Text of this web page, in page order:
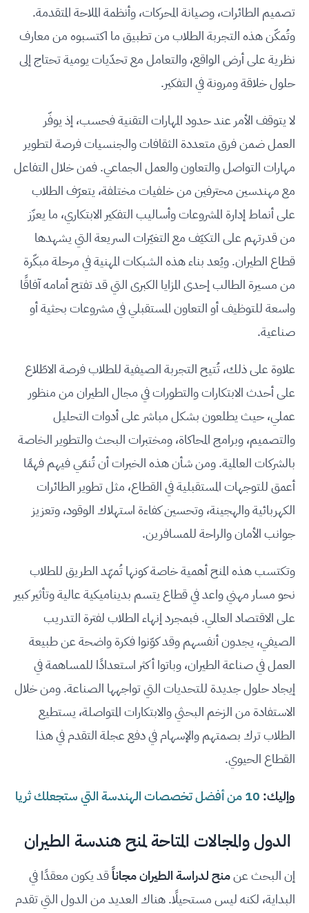
تصميم الطائرات، وصيانة المحركات، وأنظمة الملاحة المتقدمة.
وتُمكّن هذه التجربة الطلاب من تطبيق ما اكتسبوه من معارف
نظرية على أرض الواقع، والتعامل مع تحدّيات يومية تحتاج إلى
حلول خلاقة ومرونة في التفكير.
لا يتوقف الأمر عند حدود المهارات التقنية فحسب، إذ يوفّر
العمل ضمن فرق متعددة الثقافات والجنسيات فرصة لتطوير
مهارات التواصل والتعاون والعمل الجماعي. فمن خلال التفاعل
مع مهندسين محترفين من خلفيات مختلفة، يتعرّف الطلاب
على أنماط إدارة المشروعات وأساليب التفكير الابتكاري، ما يعزّز
من قدرتهم على التكيّف مع التغيّرات السريعة التي يشهدها
قطاع الطيران. ويُعد بناء هذه الشبكات المهنية في مرحلة مبكّرة
من مسيرة الطالب إحدى المزايا الكبرى التي قد تفتح أمامه آفاقًا
واسعة للتوظيف أو التعاون المستقبلي في مشروعات بحثية أو
صناعية.
علاوة على ذلك، تُتيح التجربة الصيفية للطلاب فرصة الاطّلاع
على أحدث الابتكارات والتطورات في مجال الطيران من منظور
عملي، حيث يطلعون بشكل مباشر على أدوات التحليل
والتصميم، وبرامج المحاكاة، ومختبرات البحث والتطوير الخاصة
بالشركات العالمية. ومن شأن هذه الخبرات أن تُنمّي فيهم فهمًا
أعمق للتوجهات المستقبلية في القطاع، مثل تطوير الطائرات
الكهربائية والهجينة، وتحسين كفاءة استهلاك الوقود، وتعزيز
جوانب الأمان والراحة للمسافرين.
وتكتسب هذه المنح أهمية خاصة كونها تُمهّد الطريق للطلاب
نحو مسار مهني واعد في قطاع يتسم بديناميكية عالية وتأثير كبير
على الاقتصاد العالمي. فبمجرد إنهاء الطلاب لفترة التدريب
الصيفي، يجدون أنفسهم وقد كوّنوا فكرة واضحة عن طبيعة
العمل في صناعة الطيران، وباتوا أكثر استعدادًا للمساهمة في
إيجاد حلول جديدة للتحديات التي تواجهها الصناعة. ومن خلال
الاستفادة من الزخم البحثي والابتكارات المتواصلة، يستطيع
الطلاب ترك بصمتهم والإسهام في دفع عجلة التقدم في هذا
القطاع الحيوي.
وإليك: 10 من أفضل تخصصات الهندسة التي ستجعلك ثريا
الدول والمجالات المتاحة لمنح هندسة الطيران
إن البحث عنمنح لدراسة الطيران مجاناًقد يكون معقدًا في
البداية، لكنه ليس مستحيلًا. هناك العديد من الدول التي تقدم